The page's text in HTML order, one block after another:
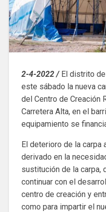
2-4-2022 /El distrito de
este sábado la nueva
del Centro de Creación
Carretera Alta, en el
equipamiento se
El deterioro de la carpa
derivado en la
sustitución de la carpa,
continuar con el
centro de creación y
como para impartir el